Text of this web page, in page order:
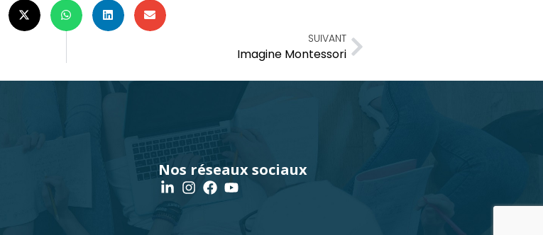
SUIVANT
Imagine Montessori
Nos réseaux sociaux